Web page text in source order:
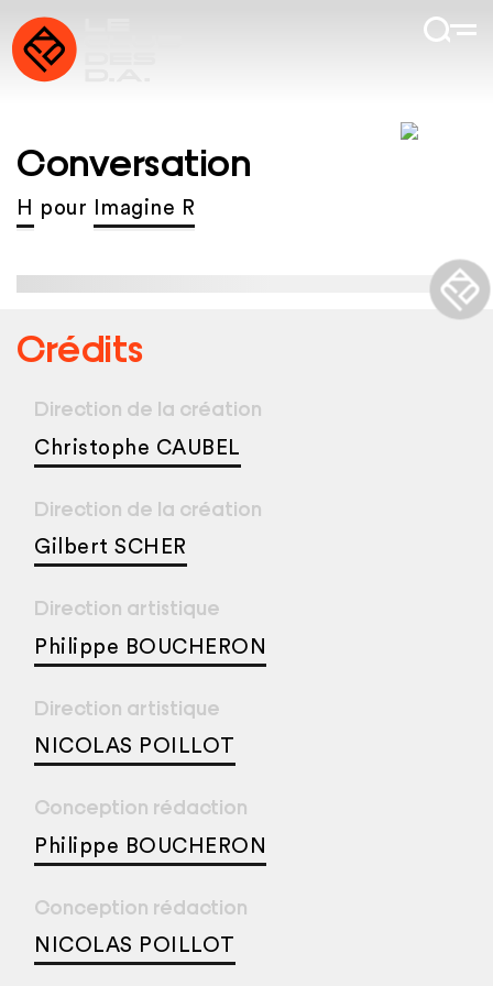
Conversation
H pour Imagine R
Crédits
Direction de la création
Christophe CAUBEL
Direction de la création
Gilbert SCHER
Direction artistique
Philippe BOUCHERON
Direction artistique
NICOLAS POILLOT
Conception rédaction
Philippe BOUCHERON
Conception rédaction
NICOLAS POILLOT